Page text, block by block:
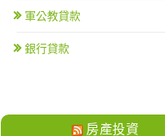
軍公教貸款
銀行貸款
房產投資